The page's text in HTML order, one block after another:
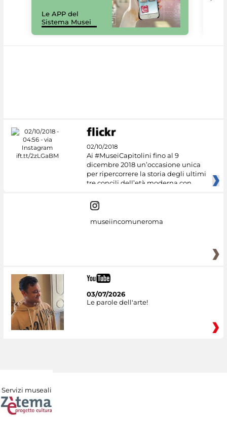
Le APP del
Sistema Musei
02/10/2018
Ai #MuseiCapitolini fino al 9
dicembre 2018 un’occasione unica
per ripercorrere la storia degli ultimi
tre concili dell’età moderna con
museiincomuneroma
03/07/2026
Le parole dell'arte!
Servizi museali